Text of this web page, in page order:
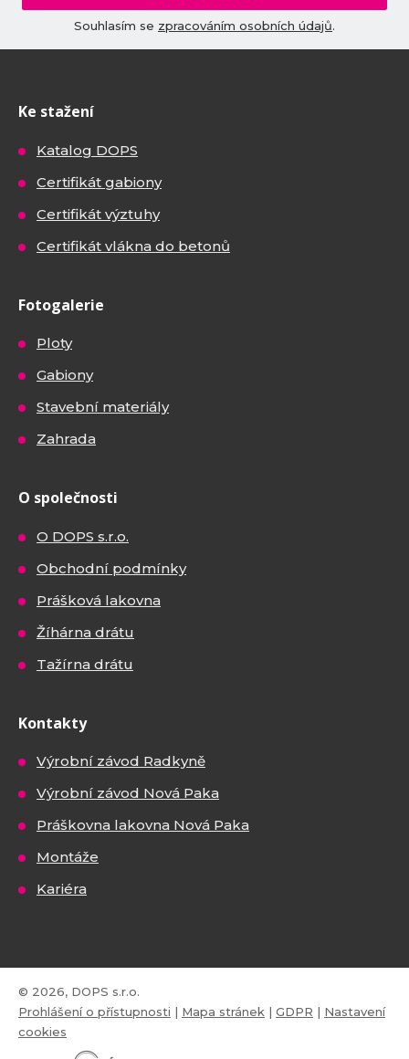
Souhlasím se zpracováním osobních údajů.
Ke stažení
Katalog DOPS
Certifikát gabiony
Certifikát výztuhy
Certifikát vlákna do betonů
Fotogalerie
Ploty
Gabiony
Stavební materiály
Zahrada
O společnosti
O DOPS s.r.o.
Obchodní podmínky
Prášková lakovna
Žíhárna drátu
Tažírna drátu
Kontakty
Výrobní závod Radkyně
Výrobní závod Nová Paka
Práškovna lakovna Nová Paka
Montáže
Kariéra
© 2026, DOPS s.r.o.
Prohlášení o přístupnosti | Mapa stránek | GDPR | Nastavení
cookies